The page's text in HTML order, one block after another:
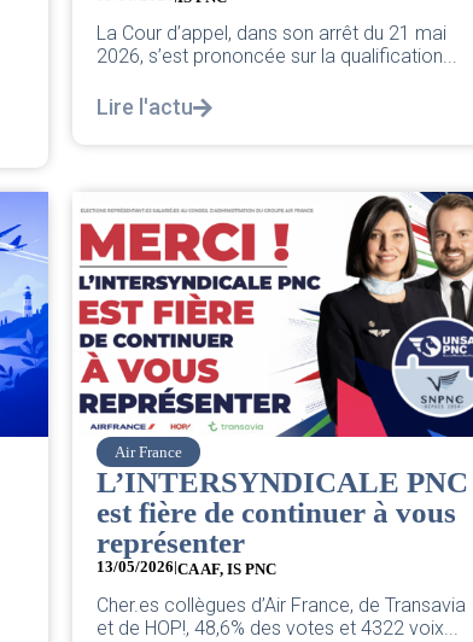
La Cour d’appel, dans son arrêt du 21 mai
2026, s’est prononcée sur la qualification...
Lire l'actu
Air France
L’INTERSYNDICALE PNC
est fière de continuer à vous
représenter
13/05/2026|CA AF, IS PNC
Cher.es collègues d’Air France, de Transavia
et de HOP!, 48,6% des votes et 4322 voix...